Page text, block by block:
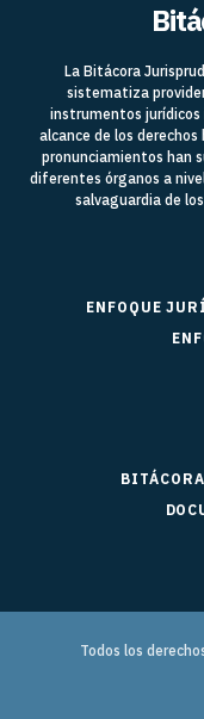
La Bitácora
sistematiza
instrumentos jurídicos
alcance de los
pronunciamientos han
diferentes órganos a
salvaguardia de
ENFOQUE
BITÁCORA
Todos los